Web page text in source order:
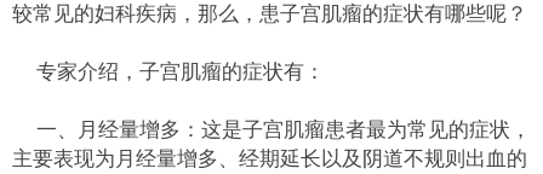
较常见的妇科疾病，那么，患子宫肌瘤的症状有哪些呢？
专家介绍，子宫肌瘤的症状有：
一、月经量增多：这是子宫肌瘤患者最为常见的症状，
主要表现为月经量增多、经期延长以及阴道不规则出血的